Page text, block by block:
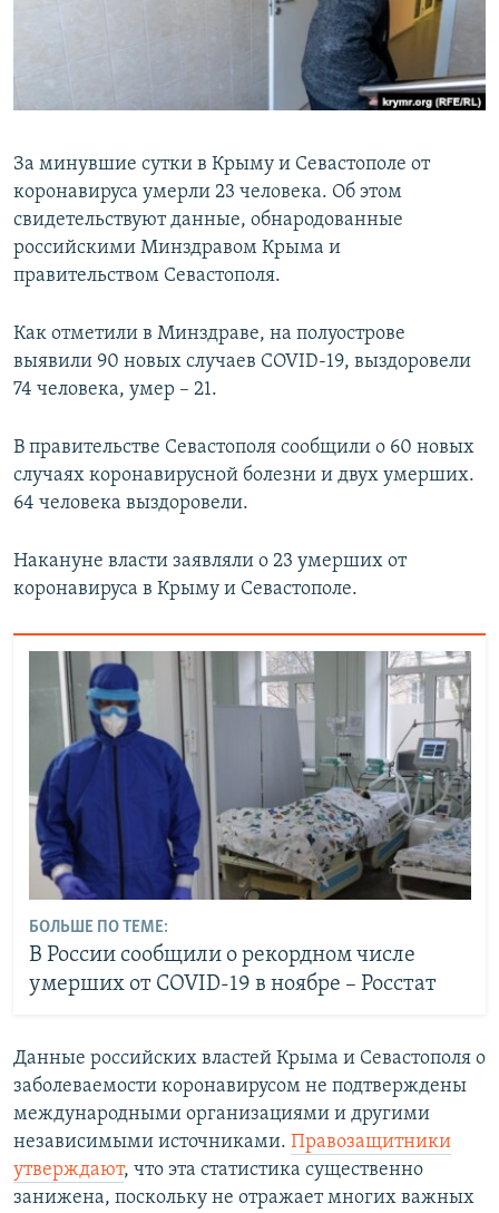
Все сайты RFE/RL
За минувшие сутки в Крыму и Севастополе от
коронавируса умерли 23 человека. Об этом
свидетельствуют данные, обнародованные
российскими Минздравом Крыма и
правительством Севастополя.
Как отметили в Минздраве, на полуострове
выявили 90 новых случаев COVID-19, выздоровели
74 человека, умер – 21.
В правительстве Севастополя сообщили о 60 новых
случаях коронавирусной болезни и двух умерших.
64 человека выздоровели.
Накануне власти заявляли о 23 умерших от
коронавируса в Крыму и Севастополе.
БОЛЬШЕ ПО ТЕМЕ:
В России сообщили о рекордном числе
умерших от COVID-19 в ноябре – Росстат
Данные российских властей Крыма и Севастополя о
заболеваемости коронавирусом не подтверждены
международными организациями и другими
независимыми источниками. Правозащитники
утверждают, что эта статистика существенно
занижена, поскольку не отражает многих важных